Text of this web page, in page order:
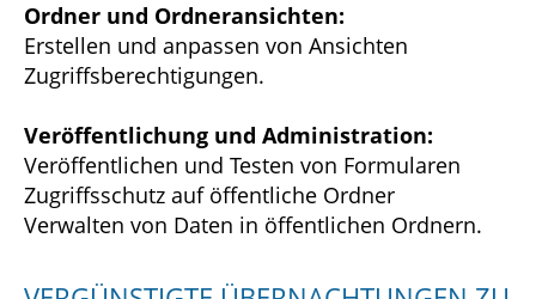
Ordner und Ordneransichten:
Erstellen und anpassen von Ansichten
Zugriffsberechtigungen.
Veröffentlichung und Administration:
Veröffentlichen und Testen von Formularen
Zugriffsschutz auf öffentliche Ordner
Verwalten von Daten in öffentlichen Ordnern.